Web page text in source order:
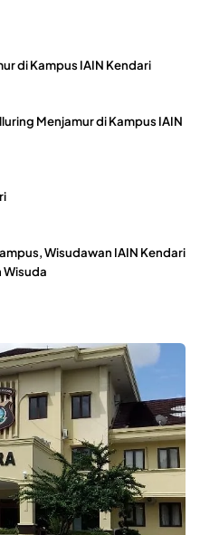
di Kampus IAIN Kendari
Menjamur di Kampus IAIN
Wisudawan IAIN Kendari
Wisuda